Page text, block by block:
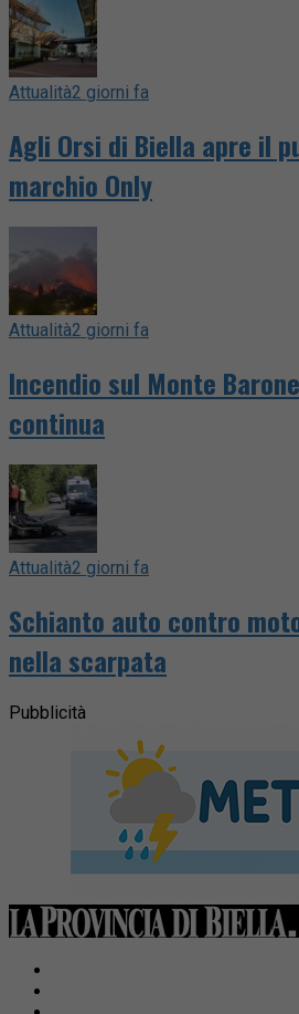
Attualità2 giorni fa
Agli Orsi di Biella apre il
marchio Only
Attualità2 giorni fa
Incendio sul Monte
continua
Attualità2 giorni fa
Schianto auto contro
nella scarpata
Pubblicità